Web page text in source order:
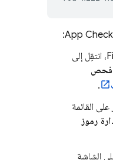
App Check
:
console، انتقِل إلى
فحص
.
القائمة
رموز
الشاشة